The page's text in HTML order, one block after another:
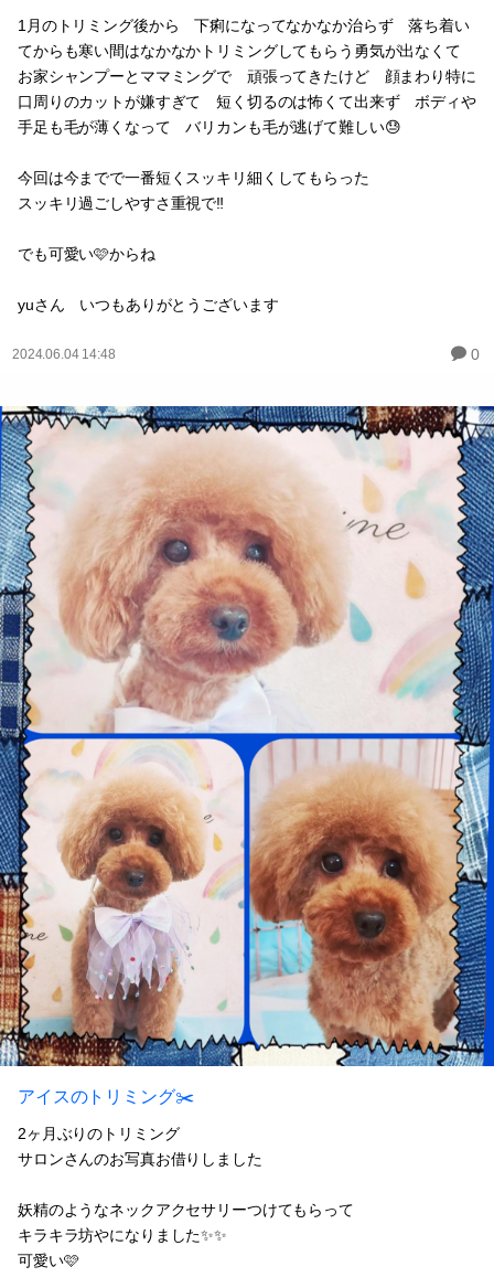
1月のトリミング後から 下痢になってなかなか治らず 落ち着い
てからも寒い間はなかなかトリミングしてもらう勇気が出なくて
お家シャンプーとママミングで 頑張ってきたけど 顔まわり特に
口周りのカットが嫌すぎて 短く切るのは怖くて出来ず ボディや
手足も毛が薄くなって バリカンも毛が逃げて難しい😓
今回は今までで一番短くスッキリ細くしてもらった
スッキリ過ごしやすさ重視で‼️
でも可愛い🩷からね
yuさん いつもありがとうございます
2024.06.04 14:48 0
アイスのトリミング✂️
2ヶ月ぶりのトリミング
サロンさんのお写真お借りしました
妖精のようなネックアクセサリーつけてもらって
キラキラ坊やになりました✨✨
可愛い🩷